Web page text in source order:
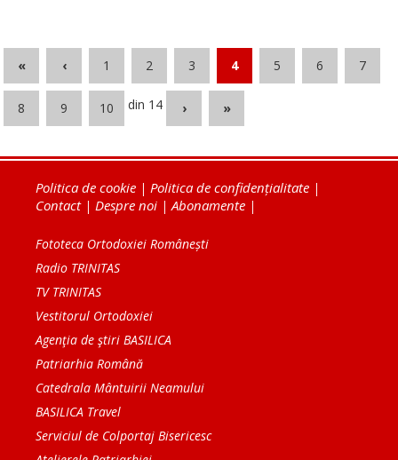
« ‹ 1 2 3 4 5 6 7
8 9 10 din 14 › »
Politica de cookie | Politica de confidențialitate |
Contact| Despre noi |Abonamente |
Fototeca Ortodoxiei Românești
Radio TRINITAS
TV TRINITAS
Vestitorul Ortodoxiei
Agenţia de ştiri BASILICA
Patriarhia Română
Catedrala Mântuirii Neamului
BASILICA Travel
Serviciul de Colportaj Bisericesc